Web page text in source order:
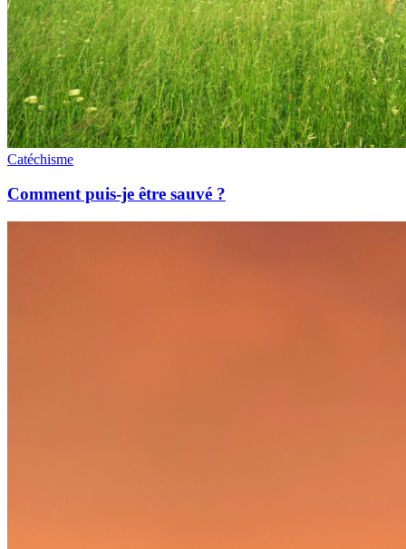
Catéchisme
Comment puis-je être sauvé ?